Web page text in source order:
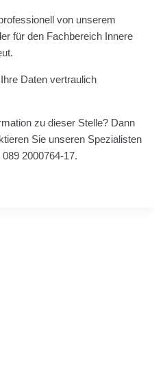
von unserem
für den Fachbereich Innere
Daten vertraulich
zu dieser Stelle? Dann
Sie unseren Spezialisten
2000764-17.